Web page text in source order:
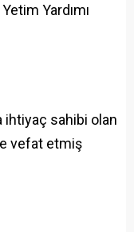
Yardımı
ihtiyaç sahibi olan
vefat etmiş